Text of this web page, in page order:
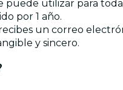
puede utilizar para
por 1 año.
recibes un correo
y sincero.